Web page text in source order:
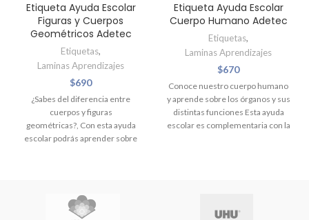
Etiqueta Ayuda Escolar
Figuras y Cuerpos
Geométricos Adetec
Etiquetas,
Laminas Aprendizajes
$690
¿Sabes del diferencia entre
cuerpos y figuras
geométricas?, Con esta ayuda
escolar podrás aprender sobre
de matemáticas.
Etiqueta Ayuda Escolar
Cuerpo Humano Adetec
Etiquetas,
Laminas Aprendizajes
$670
Conoce nuestro cuerpo humano
y aprende sobre los órganos y sus
distintas funciones Esta ayuda
escolar es complementaria con la